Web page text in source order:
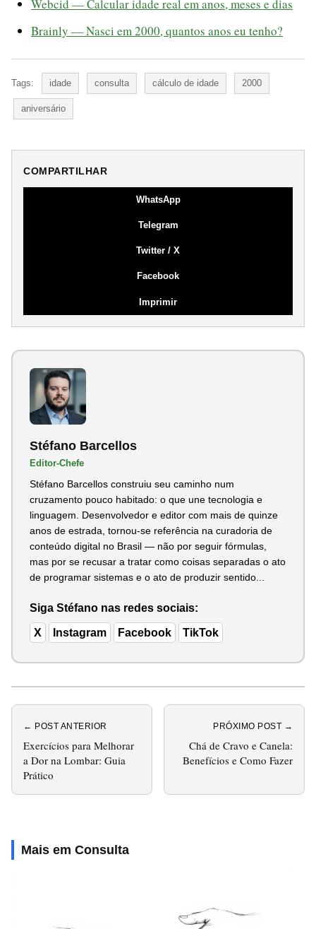
Webcid — Calcular idade real em anos, meses e dias
Brainly — Nasci em 2000, quantos anos eu tenho?
Tags: idade consulta cálculo de idade 2000
aniversário
COMPARTILHAR
WhatsApp
Telegram
Twitter / X
Facebook
Imprimir
Stéfano Barcellos
Editor-Chefe
Stéfano Barcellos construiu seu caminho num
cruzamento pouco habitado: o que une tecnologia e
linguagem. Desenvolvedor e editor com mais de quinze
anos de estrada, tornou-se referência na curadoria de
conteúdo digital no Brasil — não por seguir fórmulas,
mas por se recusar a tratar como coisas separadas o ato
de programar sistemas e o ato de produzir sentido...
Siga Stéfano nas redes sociais:
X Instagram Facebook TikTok
← POST ANTERIOR
Exercícios para Melhorar
a Dor na Lombar: Guia
Prático
PRÓXIMO POST →
Chá de Cravo e Canela:
Benefícios e Como Fazer
Mais em Consulta